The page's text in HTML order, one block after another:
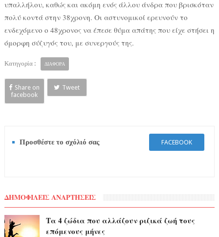
υπαλλήλου, καθώς και ακόμη ενός άλλου άνδρα που βρισκόταν
πολύ κοντά στην 38χρονη. Οι αστυνομικοί ερευνούν το
ενδεχόμενο ο 48χρονος να έπεσε θύμα απάτης που είχε στήσει η
όμορφη σύζυγός του, με συνεργούς της.
Κατηγορία : ΔΙΑΦΟΡΑ
Share on
facebook
Tweet
Προσθέστε το σχόλιό σας FACEBOOK
ΔΗΜΟΦΙΛΕΙΣ ΑΝΑΡΤΗΣΕΙΣ
Τα 4 ζώδια που αλλάζουν ριζικά ζωή τους
επόμενους μήνες